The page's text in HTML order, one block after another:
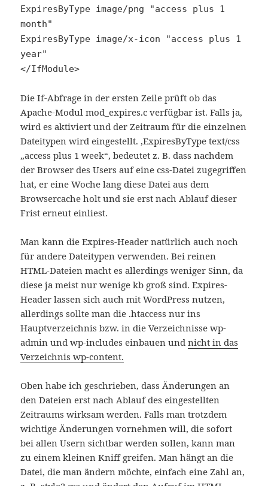
ExpiresByType image/png "access plus 1
month"
ExpiresByType image/x-icon "access plus 1
year"
</IfModule>
Die If-Abfrage in der ersten Zeile prüft ob das
Apache-Modul mod_expires.c verfügbar ist. Falls ja,
wird es aktiviert und der Zeitraum für die einzelnen
Dateitypen wird eingestellt. ‚ExpiresByType text/css
„access plus 1 week“‚ bedeutet z. B. dass nachdem
der Browser des Users auf eine css-Datei zugegriffen
hat, er eine Woche lang diese Datei aus dem
Browsercache holt und sie erst nach Ablauf dieser
Frist erneut einliest.
Man kann die Expires-Header natürlich auch noch
für andere Dateitypen verwenden. Bei reinen
HTML-Dateien macht es allerdings weniger Sinn, da
diese ja meist nur wenige kb groß sind. Expires-
Header lassen sich auch mit WordPress nutzen,
allerdings sollte man die .htaccess nur ins
Hauptverzeichnis bzw. in die Verzeichnisse wp-
admin und wp-includes einbauen undnicht in das
Verzeichnis wp-content.
Oben habe ich geschrieben, dass Änderungen an
den Dateien erst nach Ablauf des eingestellten
Zeitraums wirksam werden. Falls man trotzdem
wichtige Änderungen vornehmen will, die sofort
bei allen Usern sichtbar werden sollen, kann man
zu einem kleinen Kniff greifen. Man hängt an die
Datei, die man ändern möchte, einfach eine Zahl an,